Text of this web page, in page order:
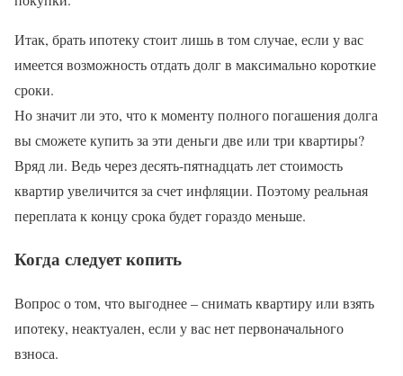
Итак, брать ипотеку стоит лишь в том случае, если у вас
имеется возможность отдать долг в максимально короткие
сроки.
Но значит ли это, что к моменту полного погашения долга
вы сможете купить за эти деньги две или три квартиры?
Вряд ли. Ведь через десять-пятнадцать лет стоимость
квартир увеличится за счет инфляции. Поэтому реальная
переплата к концу срока будет гораздо меньше.
Когда следует копить
Вопрос о том, что выгоднее – снимать квартиру или взять
ипотеку, неактуален, если у вас нет первоначального
взноса.